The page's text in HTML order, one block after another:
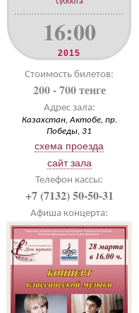
16:00
2015
Стоимость билетов:
200 - 700 тенге
Адрес зала:
Казахстан, Актобе, пр.
Победы, 31
схема проезда
сайт зала
Телефон кассы:
+7 (7132) 50-50-31
Афиша концерта: